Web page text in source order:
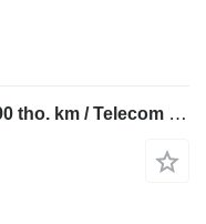
IVECO Eurocargo 120-250 4×2 / 90 tho. km / Telecom 20 drilling rig